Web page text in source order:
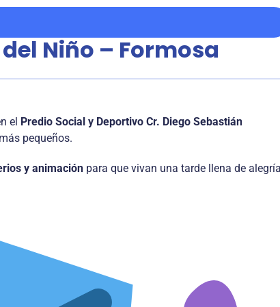
Niño – Formosa
el Predio Social y Deportivo Cr. Diego Sebastián
pequeños.
y animación para que vivan una tarde llena de